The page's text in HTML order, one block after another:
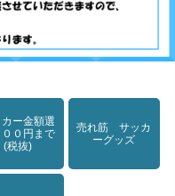
ー金額選
０円まで
(税抜)
売れ筋 サッカ
ーグッズ